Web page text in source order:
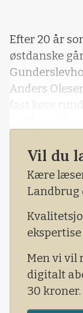
Efter 20 år
østdanske
Anders
fast køre
landmænds
anvende
Vil du
Kære
Landbrug
Men vi vil
digitalt
30 kroner.